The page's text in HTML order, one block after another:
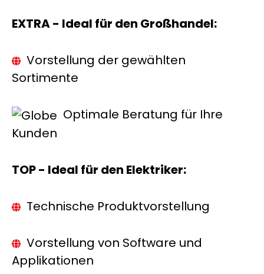
EXTRA - Ideal für den Großhandel:
Vorstellung der gewählten
Sortimente
Optimale Beratung für Ihre
Kunden
TOP - Ideal für den Elektriker:
Technische Produktvorstellung
Vorstellung von Software und
Applikationen